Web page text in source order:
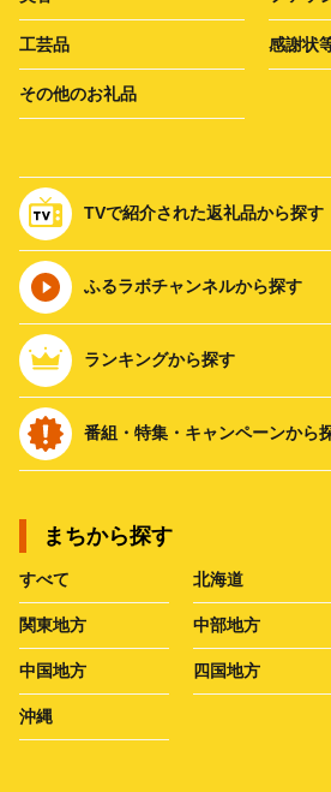
工芸品 感謝状
その他のお礼品
TVで紹介された返礼品から探す
ふるラボチャンネルから探す
ランキングから探す
番組・特集・キャンペーンから
まちから探す
すべて 北海道
関東地方 中部地方
中国地方 四国地方
沖縄